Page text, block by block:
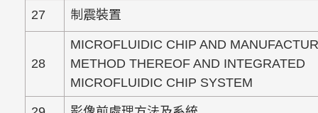
27 制震裝置
28
MICROFLUIDIC CHIP AND
METHOD THEREOF AND INTEGRATED
MICROFLUIDIC CHIP SYSTEM